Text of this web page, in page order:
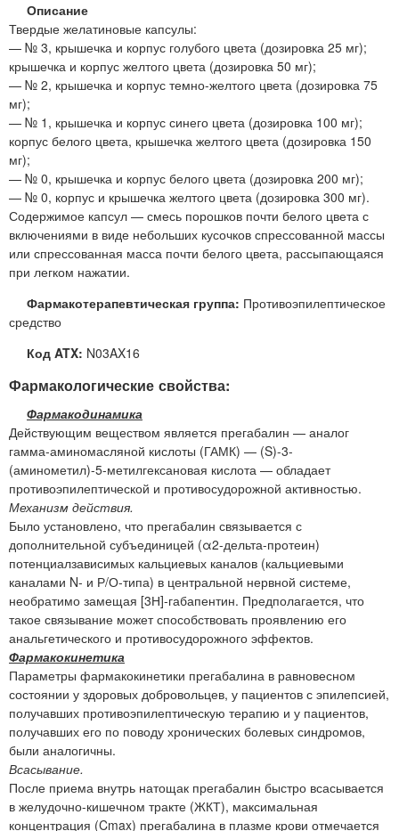
Описание
Твердые желатиновые капсулы:
— № 3, крышечка и корпус голубого цвета (дозировка 25 мг);
крышечка и корпус желтого цвета (дозировка 50 мг);
— № 2, крышечка и корпус темно-желтого цвета (дозировка 75
мг);
— № 1, крышечка и корпус синего цвета (дозировка 100 мг);
корпус белого цвета, крышечка желтого цвета (дозировка 150
мг);
— № 0, крышечка и корпус белого цвета (дозировка 200 мг);
— № 0, корпус и крышечка желтого цвета (дозировка 300 мг).
Содержимое капсул — смесь порошков почти белого цвета с
включениями в виде небольших кусочков спрессованной массы
или спрессованная масса почти белого цвета, рассыпающаяся
при легком нажатии.
Фармакотерапевтическая группа: Противоэпилептическое
средство
Код ATX: N03AX16
Фармакологические свойства:
Фармакодинамика
Действующим веществом является прегабалин — аналог
гамма-аминомасляной кислоты (ГАМК) — (S)-3-
(аминометил)-5-метилгексановая кислота — обладает
противоэпилептической и противосудорожной активностью.
Механизм действия.
Было установлено, что прегабалин связывается с
дополнительной субъединицей (α2-дельта-протеин)
потенциалзависимых кальциевых каналов (кальциевыми
каналами N- и Р/О-типа) в центральной нервной системе,
необратимо замещая [3Н]-габапентин. Предполагается, что
такое связывание может способствовать проявлению его
анальгетического и противосудорожного эффектов.
Фармакокинетика
Параметры фармакокинетики прегабалина в равновесном
состоянии у здоровых добровольцев, у пациентов с эпилепсией,
получавших противоэпилептическую терапию и у пациентов,
получавших его по поводу хронических болевых синдромов,
были аналогичны.
Всасывание.
После приема внутрь натощак прегабалин быстро всасывается
в желудочно-кишечном тракте (ЖКТ), максимальная
концентрация (Cmax) прегабалина в плазме крови отмечается